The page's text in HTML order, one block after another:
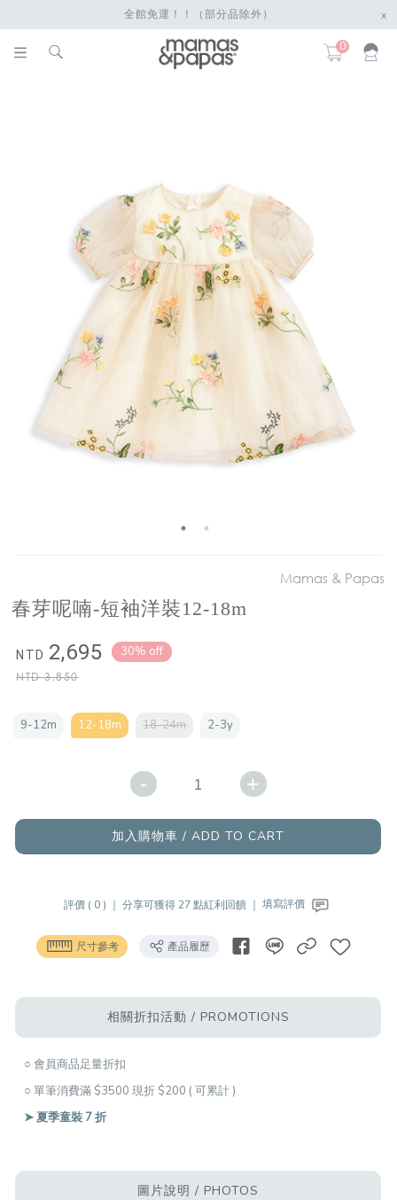
全館免運！！（部分品除外） x
0
Mamas & Papas
春芽呢喃-短袖洋裝12-18m
NTD 2,695
NTD3,850
30% off
9-12m 12-18m 18-24m 2-3y
- +
加入購物車 / ADD TO CART
評價 ( 0 ) ｜分享可獲得 27 點紅利回饋 ｜填寫評價
尺寸參考 產品履歷
相關折扣活動 / PROMOTIONS
○ 會員商品足量折扣
○ 單筆消費滿 $3500 現折 $200 ( 可累計 )
➤ 夏季童裝 7 折
圖片說明 / PHOTOS